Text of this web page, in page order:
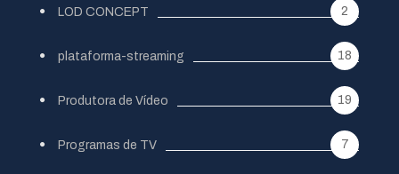
LOD CONCEPT 2
plataforma-streaming 18
Produtora de Vídeo 19
Programas de TV 7